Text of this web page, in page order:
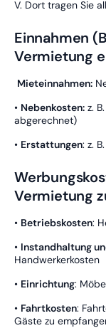
V. Dort tragen Sie
Einnahmen
Vermietung
Mieteinnahmen:
• Nebenkosten: z.
abgerechnet)
• Erstattungen: z.
Vermietung
• Betriebskosten:
• Instandhaltung
Handwerkerkosten
• Einrichtung:
• Fahrtkosten:
Gäste zu